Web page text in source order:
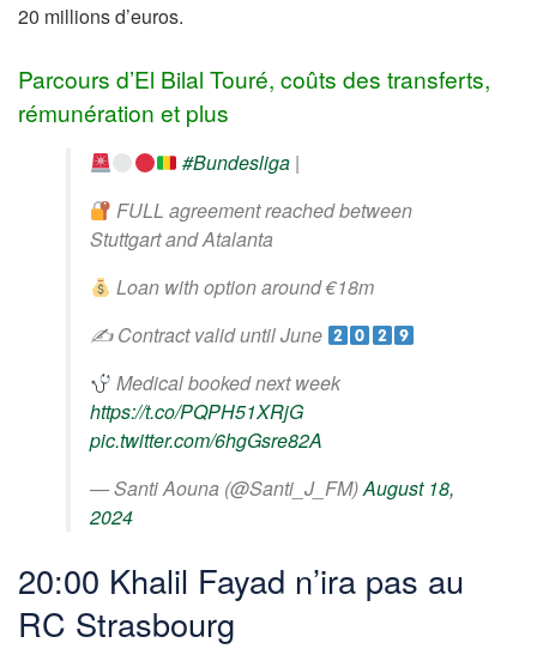
20 millions d’euros.
Parcours d’El Bilal Touré, coûts des transferts,
rémunération et plus
#Bundesliga|
FULL agreement reached between
Stuttgart and Atalanta
Loan with option around €18m
✍Contract valid until June
Medical booked next week
https://t.co/PQPH51XRjG
pic.twitter.com/6hgGsre82A
— Santi Aouna (@Santi_J_FM)August 18,
2024
20:00 Khalil Fayad n’ira pas au
RC Strasbourg